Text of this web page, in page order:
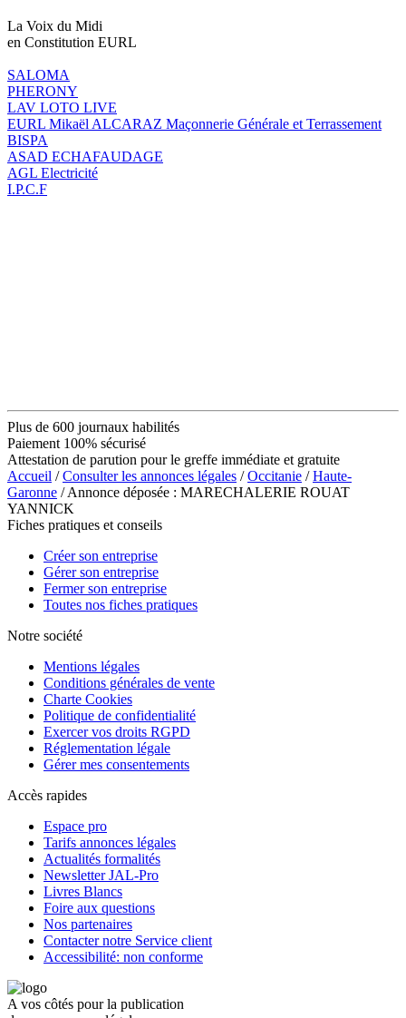
La Voix du Midi
en Constitution EURL
SALOMA
PHERONY
LAV LOTO LIVE
EURL Mikaël ALCARAZ Maçonnerie Générale et Terrassement
BISPA
ASAD ECHAFAUDAGE
AGL Electricité
I.P.C.F
Plus de 600 journaux habilités
Paiement 100% sécurisé
Attestation de parution pour le greffe immédiate et gratuite
Accueil /Consulter les annonces légales /Occitanie /Haute-
Garonne / Annonce déposée : MARECHALERIE ROUAT
YANNICK
Fiches pratiques et conseils
Créer son entreprise
Gérer son entreprise
Fermer son entreprise
Toutes nos fiches pratiques
Notre société
Mentions légales
Conditions générales de vente
Charte Cookies
Politique de confidentialité
Exercer vos droits RGPD
Réglementation légale
Gérer mes consentements
Accès rapides
Espace pro
Tarifs annonces légales
Actualités formalités
Newsletter JAL-Pro
Livres Blancs
Foire aux questions
Nos partenaires
Contacter notre Service client
Accessibilité: non conforme
A vos côtés pour la publication